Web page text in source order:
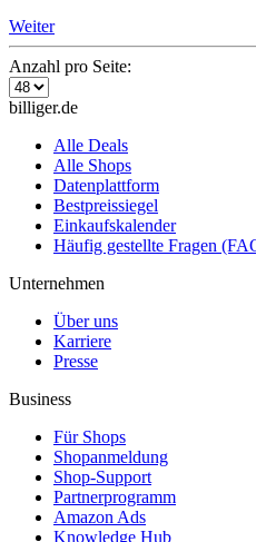
Weiter
Anzahl pro Seite:
billiger.de
Alle Deals
Alle Shops
Datenplattform
Bestpreissiegel
Einkaufskalender
Häufig gestellte Fragen
Unternehmen
Über uns
Karriere
Presse
Business
Für Shops
Shopanmeldung
Shop-Support
Partnerprogramm
Amazon Ads
Knowledge Hub